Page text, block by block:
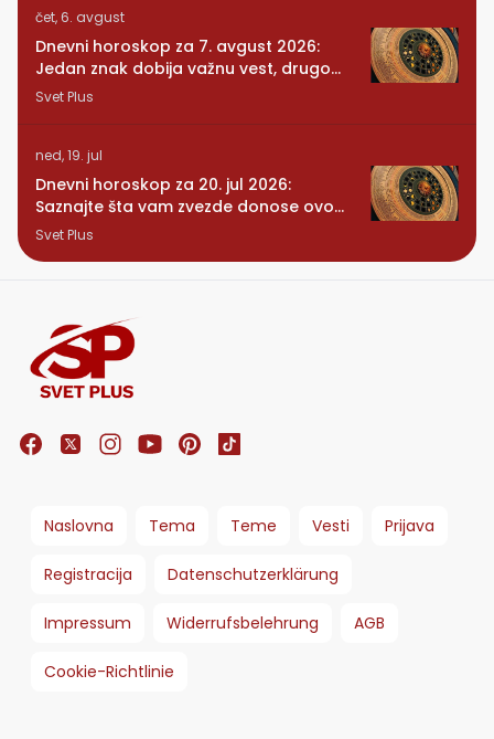
čet, 6. avgust
Dnevni horoskop za 7. avgust 2026:
Jedan znak dobija važnu vest, drugom
se vraća osoba iz prošlosti
Svet Plus
ned, 19. jul
Dnevni horoskop za 20. jul 2026:
Saznajte šta vam zvezde donose ovog
ponedeljka
Svet Plus
Naslovna Tema Teme Vesti Prijava
Registracija Datenschutzerklärung
Impressum Widerrufsbelehrung AGB
Cookie-Richtlinie